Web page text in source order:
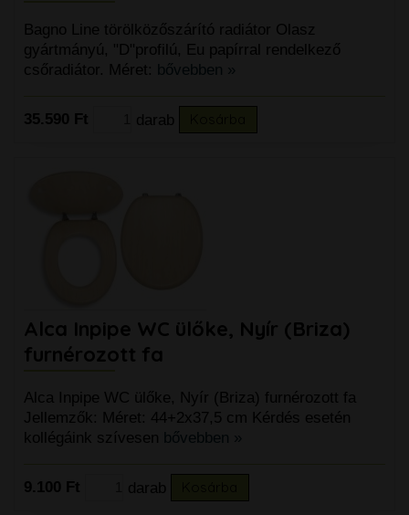
Bagno Line törölközőszárító radiátor Olasz
gyártmányú, "D"profilú, Eu papírral rendelkező
csőradiátor. Méret: bővebben »
35.590 Ft darab
Alca Inpipe WC ülőke, Nyír (Briza)
furnérozott fa
Alca Inpipe WC ülőke, Nyír (Briza) furnérozott fa
Jellemzők: Méret: 44+2x37,5 cm Kérdés esetén
kollégáink szívesen bővebben »
9.100 Ft darab